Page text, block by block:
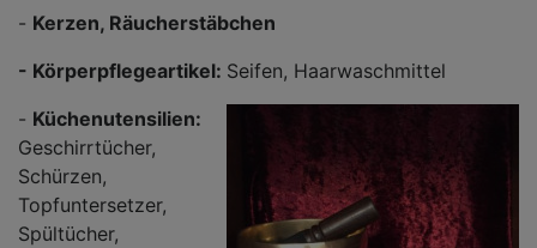
- Kerzen, Räucherstäbchen
- Körperpflegeartikel: Seifen, Haarwaschmittel
- Küchenutensilien:
Geschirrtücher,
Schürzen,
Topfuntersetzer,
Spültücher,